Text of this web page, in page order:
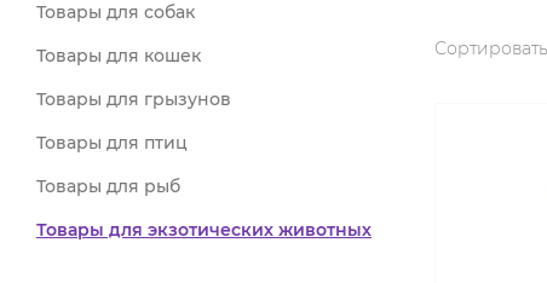
Товары для собак
Товары для кошек
Товары для грызунов
Товары для птиц
Товары для рыб
Товары для экзотических животных